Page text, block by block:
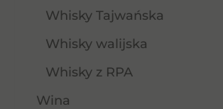
Whisky Tajwańska
Whisky walijska
Whisky z RPA
Wina